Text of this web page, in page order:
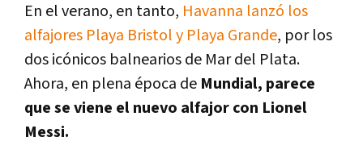
En el verano, en tanto, Havanna lanzó los
alfajores Playa Bristol y Playa Grande, por los
dos icónicos balnearios de Mar del Plata.
Ahora, en plena época de Mundial, parece
que se viene el nuevo alfajor con Lionel
Messi.